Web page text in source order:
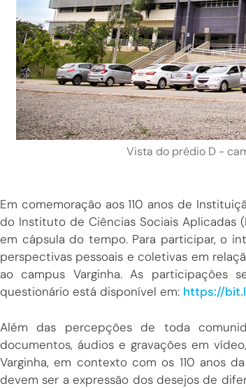
Vista do prédio D -
Em comemoração aos 110 anos de
do Instituto de Ciências Sociais Aplicadas
em cápsula do tempo. Para participar, o
perspectivas pessoais e coletivas em
ao campus Varginha. As participações
questionário está disponível em: https://
Além das percepções de toda
documentos, áudios e gravações em
Varginha, em contexto com os 110 anos
devem ser a expressão dos desejos de